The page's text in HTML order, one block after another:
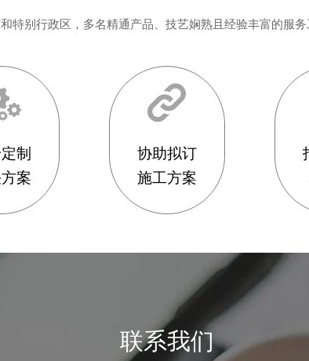
特别行政区，多名精通产品、技艺娴熟且经验丰富的服
制
案

协助拟订
施工方案
联系我们